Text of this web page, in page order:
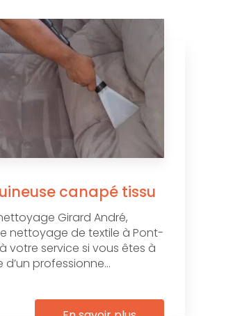
canapé tissu
Girard André,
nettoyage de textile à Pont-
votre service si vous êtes à
professionne...